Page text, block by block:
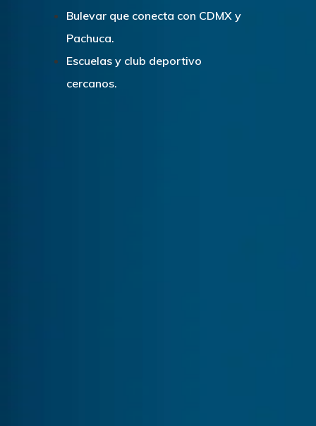
Bulevar que conecta con CDMX y
Pachuca.
Escuelas y club deportivo
cercanos.
CASAS